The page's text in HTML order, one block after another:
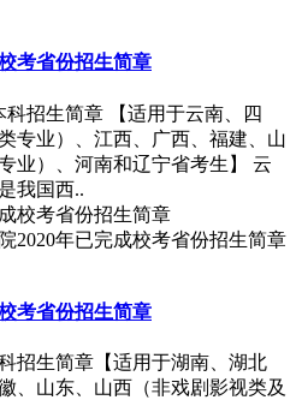
考省份招生简章
招生简章 【适用于云南、四
专业）、江西、广西、福建、山
业）、河南和辽宁省考生】 云
我国西..
2020年已完成校考省份招生简章
考省份招生简章
招生简章【适用于湖南、湖北
、山东、山西（非戏剧影视类及